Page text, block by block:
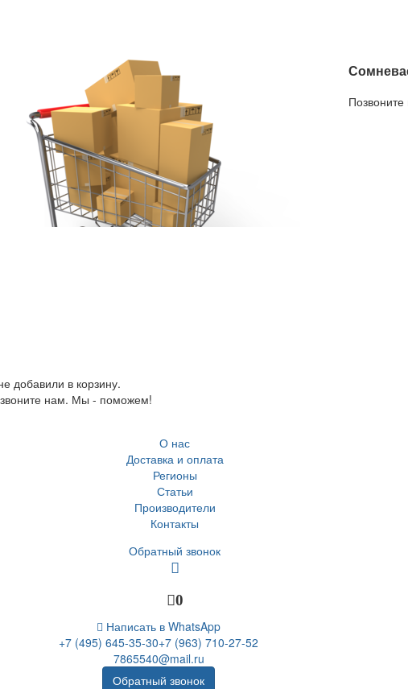
добавили в корзину.
звоните нам. Мы - поможем!
О нас
Доставка и оплата
Регионы
Статьи
Производители
Контакты
Обратный звонок
0
Написать в WhatsApp
+7 (495) 645-35-30+7 (963) 710-27-52
7865540@mail.ru
Обратный звонок